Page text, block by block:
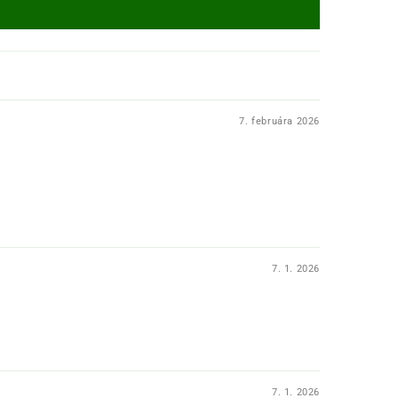
7. februára 2026
7. 1. 2026
7. 1. 2026